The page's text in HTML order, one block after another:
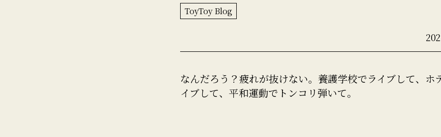
ToyToy Blog
なんだろう？疲れが抜けない。養護学校でライブして、ホ
イブして、平和運動でトンコリ弾いて。